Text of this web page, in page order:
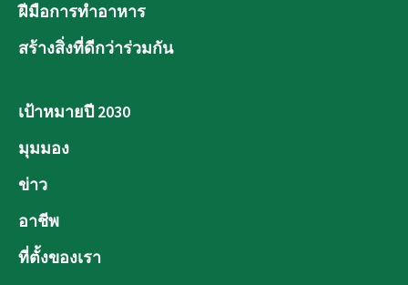
ฝีมือการทำอาหาร
สร้างสิ่งที่ดีกว่าร่วมกัน
เป้าหมายปี 2030
มุมมอง
ข่าว
อาชีพ
ที่ตั้งของเรา